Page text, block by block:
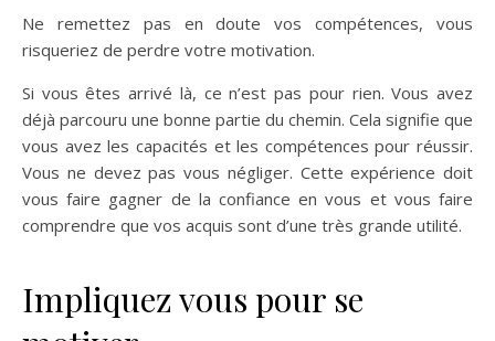
Ne remettez pas en doute vos compétences, vous
risqueriez de perdre votre motivation.
Si vous êtes arrivé là, ce n’est pas pour rien. Vous avez
déjà parcouru une bonne partie du chemin. Cela signifie que
vous avez les capacités et les compétences pour réussir.
Vous ne devez pas vous négliger. Cette expérience doit
vous faire gagner de la confiance en vous et vous faire
comprendre que vos acquis sont d’une très grande utilité.
Impliquez vous pour se